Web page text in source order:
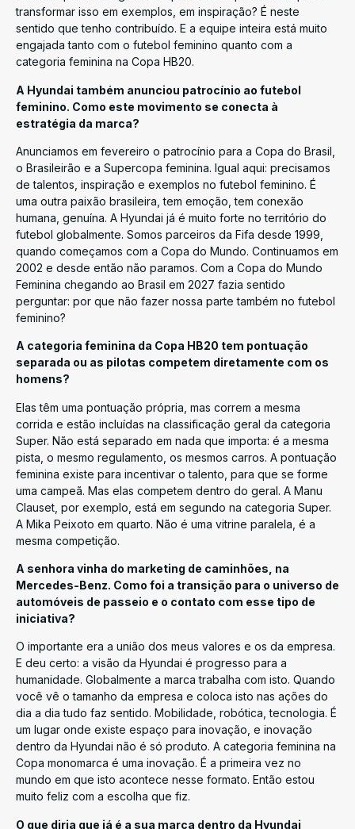
transformar isso em exemplos, em inspiração? É neste
sentido que tenho contribuído. E a equipe inteira está muito
engajada tanto com o futebol feminino quanto com a
categoria feminina na Copa HB20.
A Hyundai também anunciou patrocínio ao futebol
feminino. Como este movimento se conecta à
estratégia da marca?
Anunciamos em fevereiro o patrocínio para a Copa do Brasil,
o Brasileirão e a Supercopa feminina. Igual aqui: precisamos
de talentos, inspiração e exemplos no futebol feminino. É
uma outra paixão brasileira, tem emoção, tem conexão
humana, genuína. A Hyundai já é muito forte no território do
futebol globalmente. Somos parceiros da Fifa desde 1999,
quando começamos com a Copa do Mundo. Continuamos em
2002 e desde então não paramos. Com a Copa do Mundo
Feminina chegando ao Brasil em 2027 fazia sentido
perguntar: por que não fazer nossa parte também no futebol
feminino?
A categoria feminina da Copa HB20 tem pontuação
separada ou as pilotas competem diretamente com os
homens?
Elas têm uma pontuação própria, mas correm a mesma
corrida e estão incluídas na classificação geral da categoria
Super. Não está separado em nada que importa: é a mesma
pista, o mesmo regulamento, os mesmos carros. A pontuação
feminina existe para incentivar o talento, para que se forme
uma campeã. Mas elas competem dentro do geral. A Manu
Clauset, por exemplo, está em segundo na categoria Super.
A Mika Peixoto em quarto. Não é uma vitrine paralela, é a
mesma competição.
A senhora vinha do marketing de caminhões, na
Mercedes-Benz. Como foi a transição para o universo de
automóveis de passeio e o contato com esse tipo de
iniciativa?
O importante era a união dos meus valores e os da empresa.
E deu certo: a visão da Hyundai é progresso para a
humanidade. Globalmente a marca trabalha com isto. Quando
você vê o tamanho da empresa e coloca isto nas ações do
dia a dia tudo faz sentido. Mobilidade, robótica, tecnologia. É
um lugar onde existe espaço para inovação, e inovação
dentro da Hyundai não é só produto. A categoria feminina na
Copa monomarca é uma inovação. É a primeira vez no
mundo em que isto acontece nesse formato. Então estou
muito feliz com a escolha que fiz.
O que diria que já é a sua marca dentro da Hyundai